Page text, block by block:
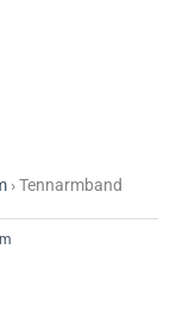
›Tennarmband